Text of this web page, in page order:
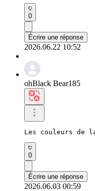
0
Écrire une réponse
2026.06.22 10:52
ohBlack Bear185
Les couleurs de
0
Écrire une réponse
2026.06.03 00:59